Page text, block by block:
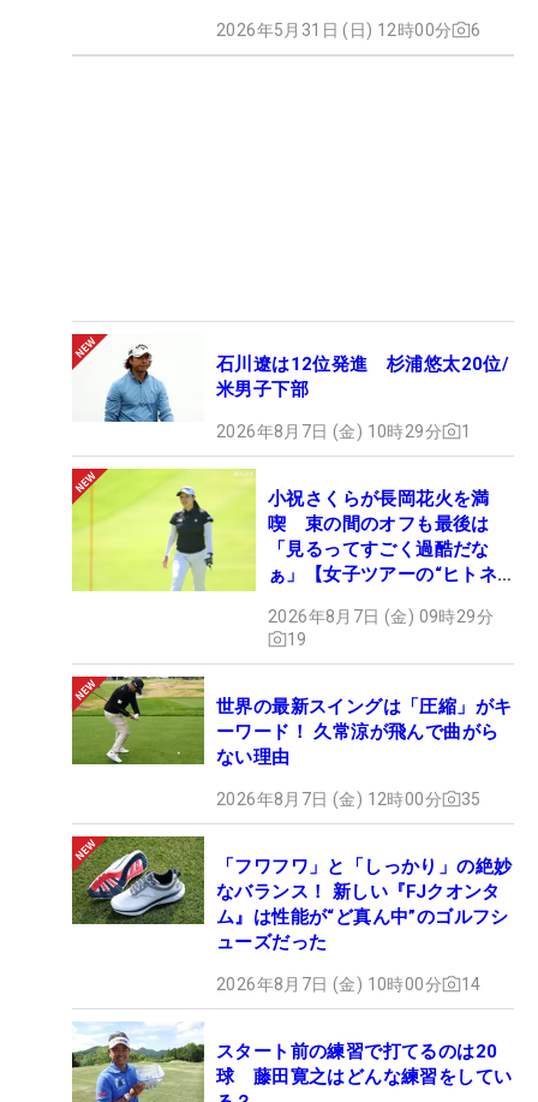
2026年5月31日 (日) 12時00分 6
石川遼は12位発進 杉浦悠太20位/
米男子下部
2026年8月7日 (金) 10時29分 1
小祝さくらが長岡花火を満
喫 束の間のオフも最後は
「見るってすごく過酷だな
ぁ」【女子ツアーの“ヒトネ
2026年8月7日 (金) 09時29分
19
世界の最新スイングは「圧縮」がキ
ーワード！ 久常涼が飛んで曲がら
ない理由
2026年8月7日 (金) 12時00分 35
「フワフワ」と「しっかり」の絶妙
なバランス！ 新しい『FJクオンタ
ム』は性能が“ど真ん中”のゴルフシ
ューズだった
2026年8月7日 (金) 10時00分 14
スタート前の練習で打てるのは20
球 藤田寛之はどんな練習をしてい